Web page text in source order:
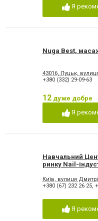
Я
Nuga Best,
43016, Луцьк,
+380 (332) 29-09-63
12 дуже добре
Я
Навчальний
ринку Nail-
Київ, вулиця
+380 (67) 232 26 25,
Я